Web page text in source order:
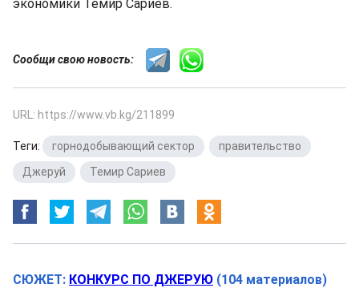
экономики Темир Сариев.
Сообщи свою новость:
URL: https://www.vb.kg/211899
Теги: горнодобывающий сектор правительство
Джеруй
Темир Сариев
СЮЖЕТ: КОНКУРС ПО ДЖЕРУЮ (104 материалов)